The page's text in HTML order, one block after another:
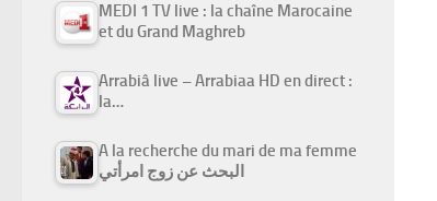
MEDI 1 TV live : la chaîne Marocaine
et du Grand Maghreb
Arrabiâ live – Arrabiaa HD en direct :
la…
A la recherche du mari de ma femme
البحث عن زوج امرأتي